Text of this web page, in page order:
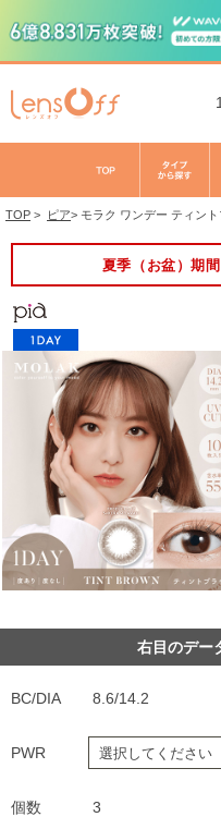
TOP > ピア> モラク ワンデー ティント
夏季（お盆）期
右目のデー
BC/DIA 8.6/14.2
PWR
個数 3